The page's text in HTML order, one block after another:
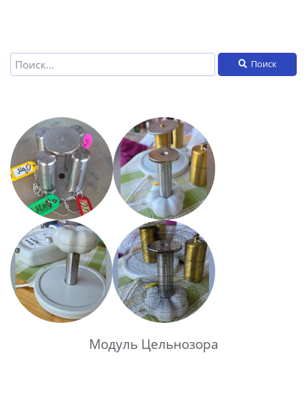
Поиск
Модуль Цельнозора